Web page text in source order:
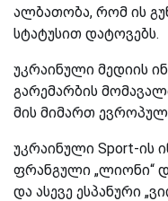
ალბათობა, რომ ის
სტატუსით დატოვებს.
უკრაინული მედიის
გარემარბის
მის მიმართ
უკრაინული Sport-ის
ფრანგული „ლიონი“
და ასევე ესპანური